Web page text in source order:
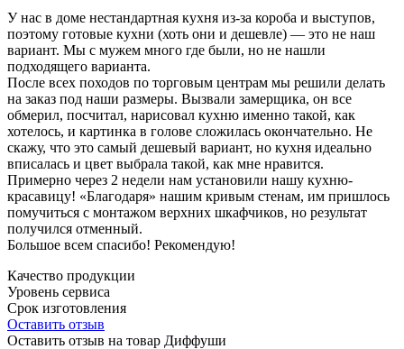
У нас в доме нестандартная кухня из-за короба и выступов,
поэтому готовые кухни (хоть они и дешевле) — это не наш
вариант. Мы с мужем много где были, но не нашли
подходящего варианта.
После всех походов по торговым центрам мы решили делать
на заказ под наши размеры. Вызвали замерщика, он все
обмерил, посчитал, нарисовал кухню именно такой, как
хотелось, и картинка в голове сложилась окончательно. Не
скажу, что это самый дешевый вариант, но кухня идеально
вписалась и цвет выбрала такой, как мне нравится.
Примерно через 2 недели нам установили нашу кухню-
красавицу! «Благодаря» нашим кривым стенам, им пришлось
помучиться с монтажом верхних шкафчиков, но результат
получился отменный.
Большое всем спасибо! Рекомендую!
Качество продукции
Уровень сервиса
Срок изготовления
Оставить отзыв
Оставить отзыв на товар Диффуши